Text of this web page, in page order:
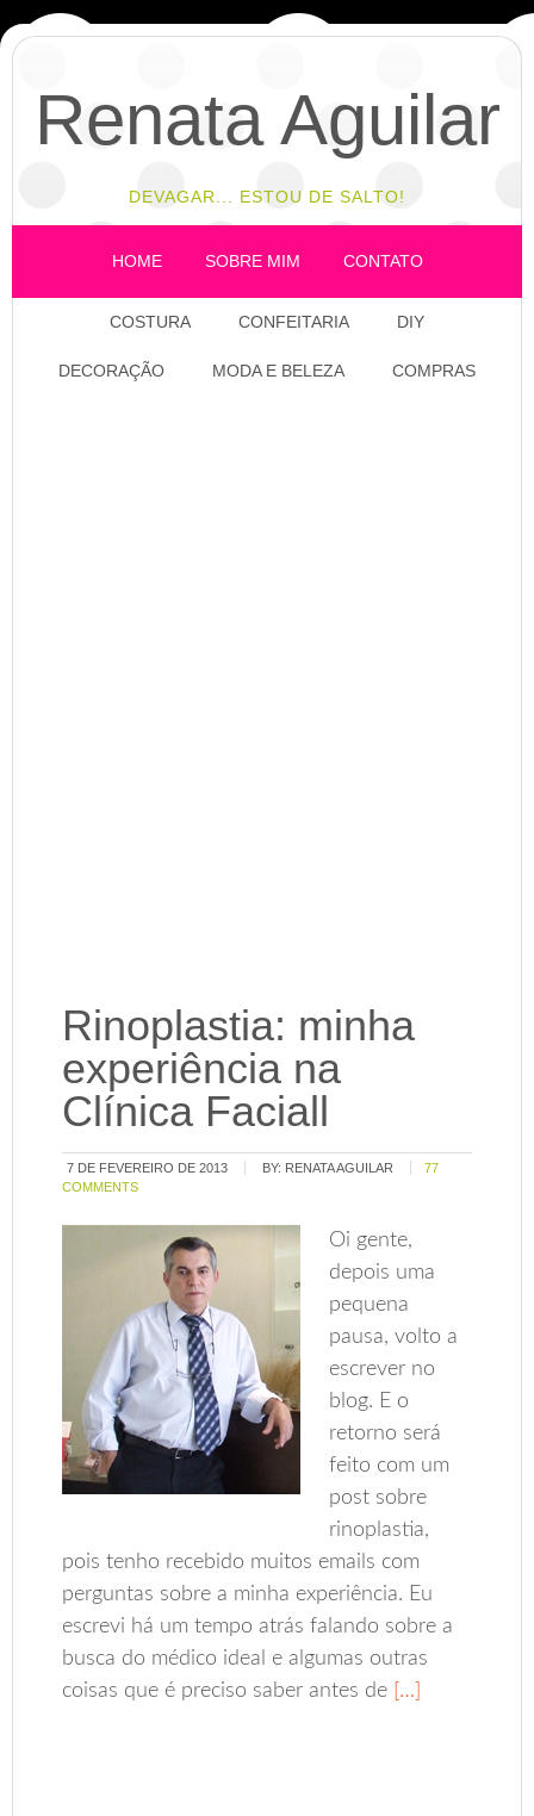
Renata Aguilar
DEVAGAR... ESTOU DE SALTO!
HOME SOBRE MIM CONTATO
COSTURA CONFEITARIA DIY
DECORAÇÃO MODA E BELEZA COMPRAS
Rinoplastia: minha
experiência na
Clínica Faciall
7 DE FEVEREIRO DE 2013 BY: RENATA AGUILAR
77
COMMENTS
Oi gente,
depois uma
pequena
pausa, volto a
escrever no
blog. E o
retorno será
feito com um
post sobre
rinoplastia,
pois tenho recebido muitos emails com
perguntas sobre a minha experiência. Eu
escrevi há um tempo atrás falando sobre a
busca do médico ideal e algumas outras
coisas que é preciso saber antes de […]